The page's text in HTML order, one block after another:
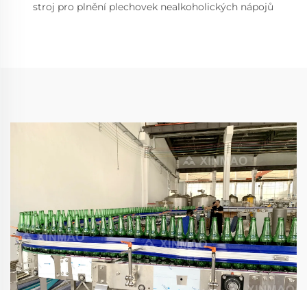
stroj pro plnění plechovek nealkoholických nápojů